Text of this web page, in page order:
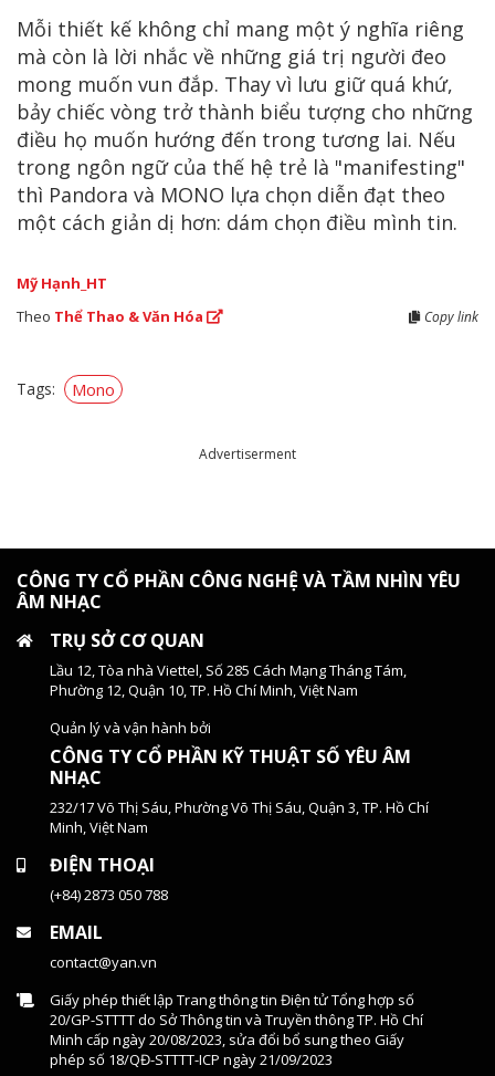
Mỗi thiết kế không chỉ mang một ý nghĩa riêng
mà còn là lời nhắc về những giá trị người đeo
mong muốn vun đắp. Thay vì lưu giữ quá khứ,
bảy chiếc vòng trở thành biểu tượng cho những
điều họ muốn hướng đến trong tương lai. Nếu
trong ngôn ngữ của thế hệ trẻ là "manifesting"
thì Pandora và MONO lựa chọn diễn đạt theo
một cách giản dị hơn: dám chọn điều mình tin.
Mỹ Hạnh_HT
Theo Thể Thao & Văn Hóa Copy link
Tags: Mono
Advertiserment
CÔNG TY CỔ PHẦN CÔNG NGHỆ VÀ TẦM NHÌN YÊU
ÂM NHẠC
TRỤ SỞ CƠ QUAN
Lầu 12, Tòa nhà Viettel, Số 285 Cách Mạng Tháng Tám,
Phường 12, Quận 10, TP. Hồ Chí Minh, Việt Nam
Quản lý và vận hành bởi
CÔNG TY CỔ PHẦN KỸ THUẬT SỐ YÊU ÂM
NHẠC
232/17 Võ Thị Sáu, Phường Võ Thị Sáu, Quận 3, TP. Hồ Chí
Minh, Việt Nam
ĐIỆN THOẠI
(+84) 2873 050 788
EMAIL
contact@yan.vn
Giấy phép thiết lập Trang thông tin Điện tử Tổng hợp số
20/GP-STTTT do Sở Thông tin và Truyền thông TP. Hồ Chí
Minh cấp ngày 20/08/2023, sửa đổi bổ sung theo Giấy
phép số 18/QĐ-STTTT-ICP ngày 21/09/2023